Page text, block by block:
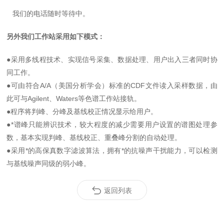
我们的电话随时等待中。
另外我们工作站采用如下模式：
●采用多线程技术、实现信号采集、数据处理、用户出入三者同时协
同工作。
●可由符合A/A（美国分析学会）标准的CDF文件读入采样数据，由
此可与Agilent、Waters等色谱工作站接轨。
●程序将判峰、分峰及基线校正情况显示给用户。
●*谱峰只能辨识技术，较大程度的减少需要用户设置的谱图处理参
数，基本实现判峰、基线校正、重叠峰分割的自动处理。
●采用*的高保真数字滤波算法，拥有*的抗噪声干扰能力，可以检测
与基线噪声同级的弱小峰。
返回列表